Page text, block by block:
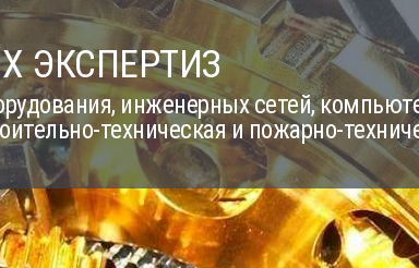
ЭКСПЕРТИЗ
инженерных сетей,
техническая и пожарно-